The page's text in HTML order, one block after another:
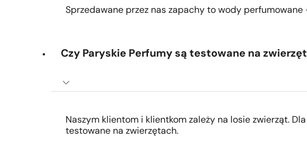
Sprzedawane przez nas zapachy to wody
Czy Paryskie Perfumy są testowane na
Naszym klientom i klientkom zależy na losie zwierząt.
testowane na zwierzętach.